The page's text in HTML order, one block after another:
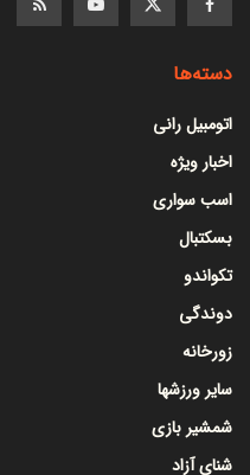
دسته‌ها
اتومبیل رانی
اخبار ویژه
اسب سواری
بسکتبال
تکواندو
دوندگی
زورخانه
سایر ورزشها
شمشیر بازی
شنای آزاد